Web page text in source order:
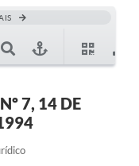
7, 14 DE